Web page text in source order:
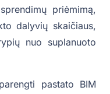
priėmimą,
dalyvių skaičiaus,
nuo suplanuoto
pastato BIM